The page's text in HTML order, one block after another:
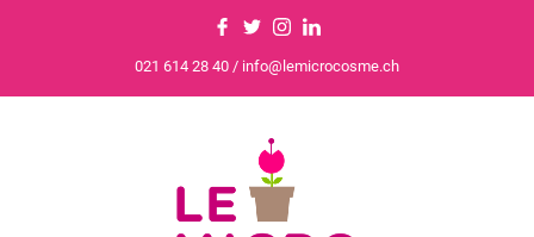
021 614 28 40 / info@lemicrocosme.ch